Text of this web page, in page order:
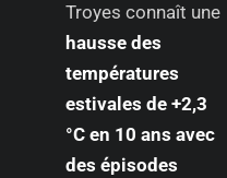
Troyes connaît une
hausse des
températures
estivales de +2,3
°C en 10 ans avec
des épisodes